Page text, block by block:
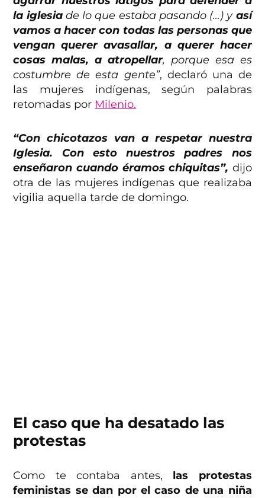
la iglesia de lo que estaba pasando (…) y así
vamos a hacer con todas las personas que
vengan querer avasallar, a querer hacer
cosas malas, a atropellar, porque esa es
costumbre de esta gente”, declaró una de
las mujeres indígenas, según palabras
retomadas por Milenio.
“Con chicotazos van a respetar nuestra
Iglesia. Con esto nuestros padres nos
enseñaron cuando éramos chiquitas”, dijo
otra de las mujeres indígenas que realizaba
vigilia aquella tarde de domingo.
El caso que ha desatado las
protestas
Como te contaba antes, las protestas
feministas se dan por el caso de una niña